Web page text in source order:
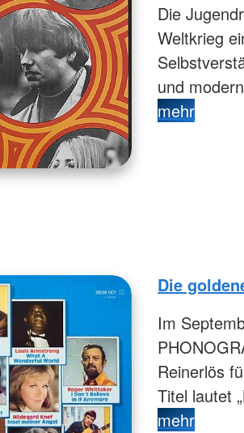
Die
Weltkrieg
und
mehr
Die
Im
Reinerlös
Titel lautet
mehr